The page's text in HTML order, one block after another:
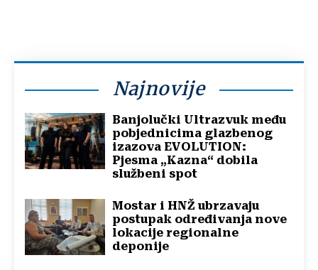
Najnovije
Banjolučki Ultrazvuk među
pobjednicima glazbenog
izazova EVOLUTION:
Pjesma „Kazna“ dobila
službeni spot
Mostar i HNŽ ubrzavaju
postupak određivanja nove
lokacije regionalne
deponije